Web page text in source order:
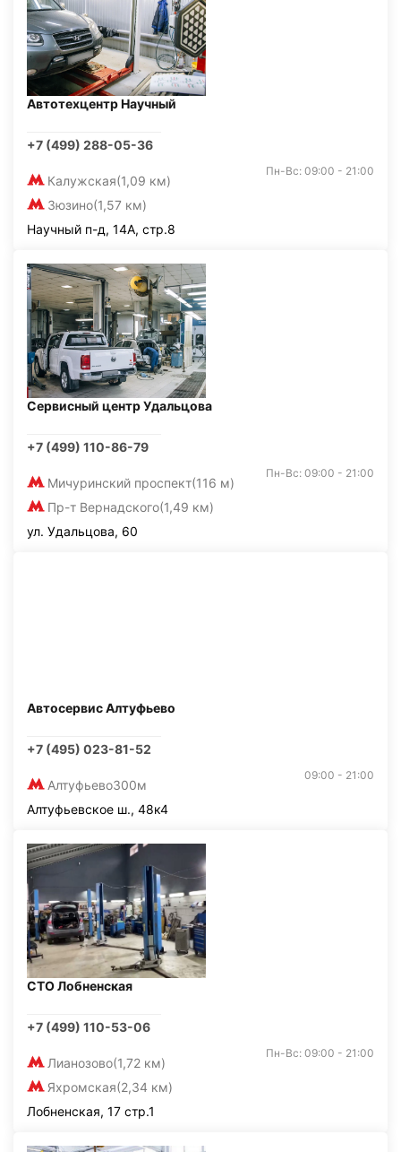
Автотехцентр Научный
+7 (499) 288-05-36
Калужская(1,09 км)
Зюзино(1,57 км)
Пн-Вс: 09:00 - 21:00
Научный п-д, 14А, стр.8
Сервисный центр Удальцова
+7 (499) 110-86-79
Мичуринский проспект(116 м)
Пр-т Вернадского(1,49 км)
Пн-Вс: 09:00 - 21:00
ул. Удальцова, 60
Автосервис Алтуфьево
+7 (495) 023-81-52
Алтуфьево300м
09:00 - 21:00
Алтуфьевское ш., 48к4
СТО Лобненская
+7 (499) 110-53-06
Лианозово(1,72 км)
Яхромская(2,34 км)
Пн-Вс: 09:00 - 21:00
Лобненская, 17 стр.1